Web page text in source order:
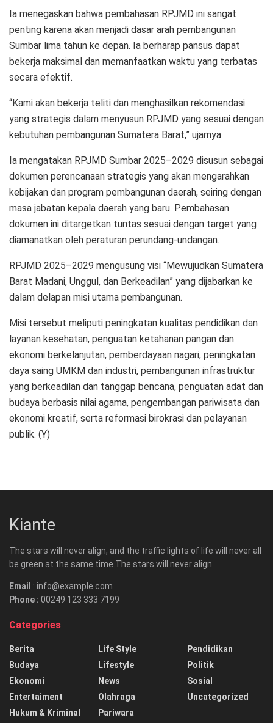
Ia menegaskan bahwa pembahasan RPJMD ini sangat
penting karena akan menjadi dasar arah pembangunan
Sumbar lima tahun ke depan. Ia berharap pansus dapat
bekerja maksimal dan memanfaatkan waktu yang terbatas
secara efektif.
“Kami akan bekerja teliti dan menghasilkan rekomendasi
yang strategis dalam menyusun RPJMD yang sesuai dengan
kebutuhan pembangunan Sumatera Barat,” ujarnya
Ia mengatakan RPJMD Sumbar 2025–2029 disusun sebagai
dokumen perencanaan strategis yang akan mengarahkan
kebijakan dan program pembangunan daerah, seiring dengan
masa jabatan kepala daerah yang baru. Pembahasan
dokumen ini ditargetkan tuntas sesuai dengan target yang
diamanatkan oleh peraturan perundang-undangan.
RPJMD 2025–2029 mengusung visi “Mewujudkan Sumatera
Barat Madani, Unggul, dan Berkeadilan” yang dijabarkan ke
dalam delapan misi utama pembangunan.
Misi tersebut meliputi peningkatan kualitas pendidikan dan
layanan kesehatan, penguatan ketahanan pangan dan
ekonomi berkelanjutan, pemberdayaan nagari, peningkatan
daya saing UMKM dan industri, pembangunan infrastruktur
yang berkeadilan dan tanggap bencana, penguatan adat dan
budaya berbasis nilai agama, pengembangan pariwisata dan
ekonomi kreatif, serta reformasi birokrasi dan pelayanan
publik. (Y)
Kiante
The stars will never align, and the traffic lights of life will never all
be green at the same time.The stars will never align.
Email : info@example.com
Phone : 00249 123 333 7199
Categories
Berita
Budaya
Ekonomi
Entertaiment
Hukum & Kriminal
Life Style
Lifestyle
News
Olahraga
Pariwara
Pendidikan
Politik
Sosial
Uncategorized